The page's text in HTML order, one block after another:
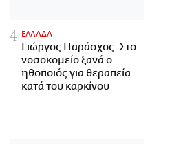
ΕΛΛΑΔΑ
Γιώργος Παράσχος: Στο
νοσοκομείο ξανά ο
ηθοποιός για θεραπεία
κατά του καρκίνου